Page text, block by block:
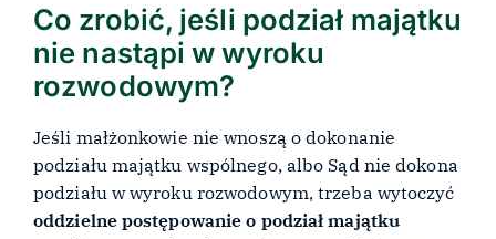
Co zrobić, jeśli podział majątku
nie nastąpi w wyroku
rozwodowym?
Jeśli małżonkowie nie wnoszą o dokonanie
podziału majątku wspólnego, albo Sąd nie dokona
podziału w wyroku rozwodowym, trzeba wytoczyć
oddzielne postępowanie o podział majątku